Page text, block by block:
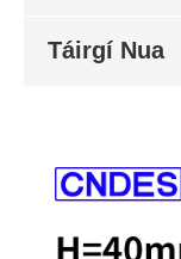
Táirgí Nua